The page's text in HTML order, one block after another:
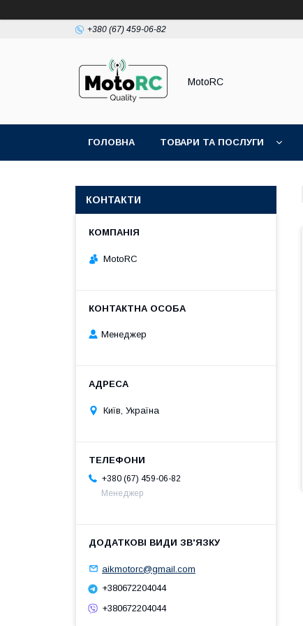
+380 (67) 459-06-82
MotoRC
ГОЛОВНА ТОВАРИ ТА ПОСЛУГИ
КОНТАКТИ
MotoRC
Менеджер
Київ, Україна
+380 (67) 459-06-82
Менеджер
aikmotorc@gmail.com
+380672204044
+380672204044